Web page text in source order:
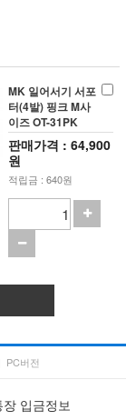
MK 일어서기 서포
터(4발) 핑크 M사
이즈 OT-31PK
판매가격 : 64,900
원
적립금 : 640원
PC버전
장 입금정보